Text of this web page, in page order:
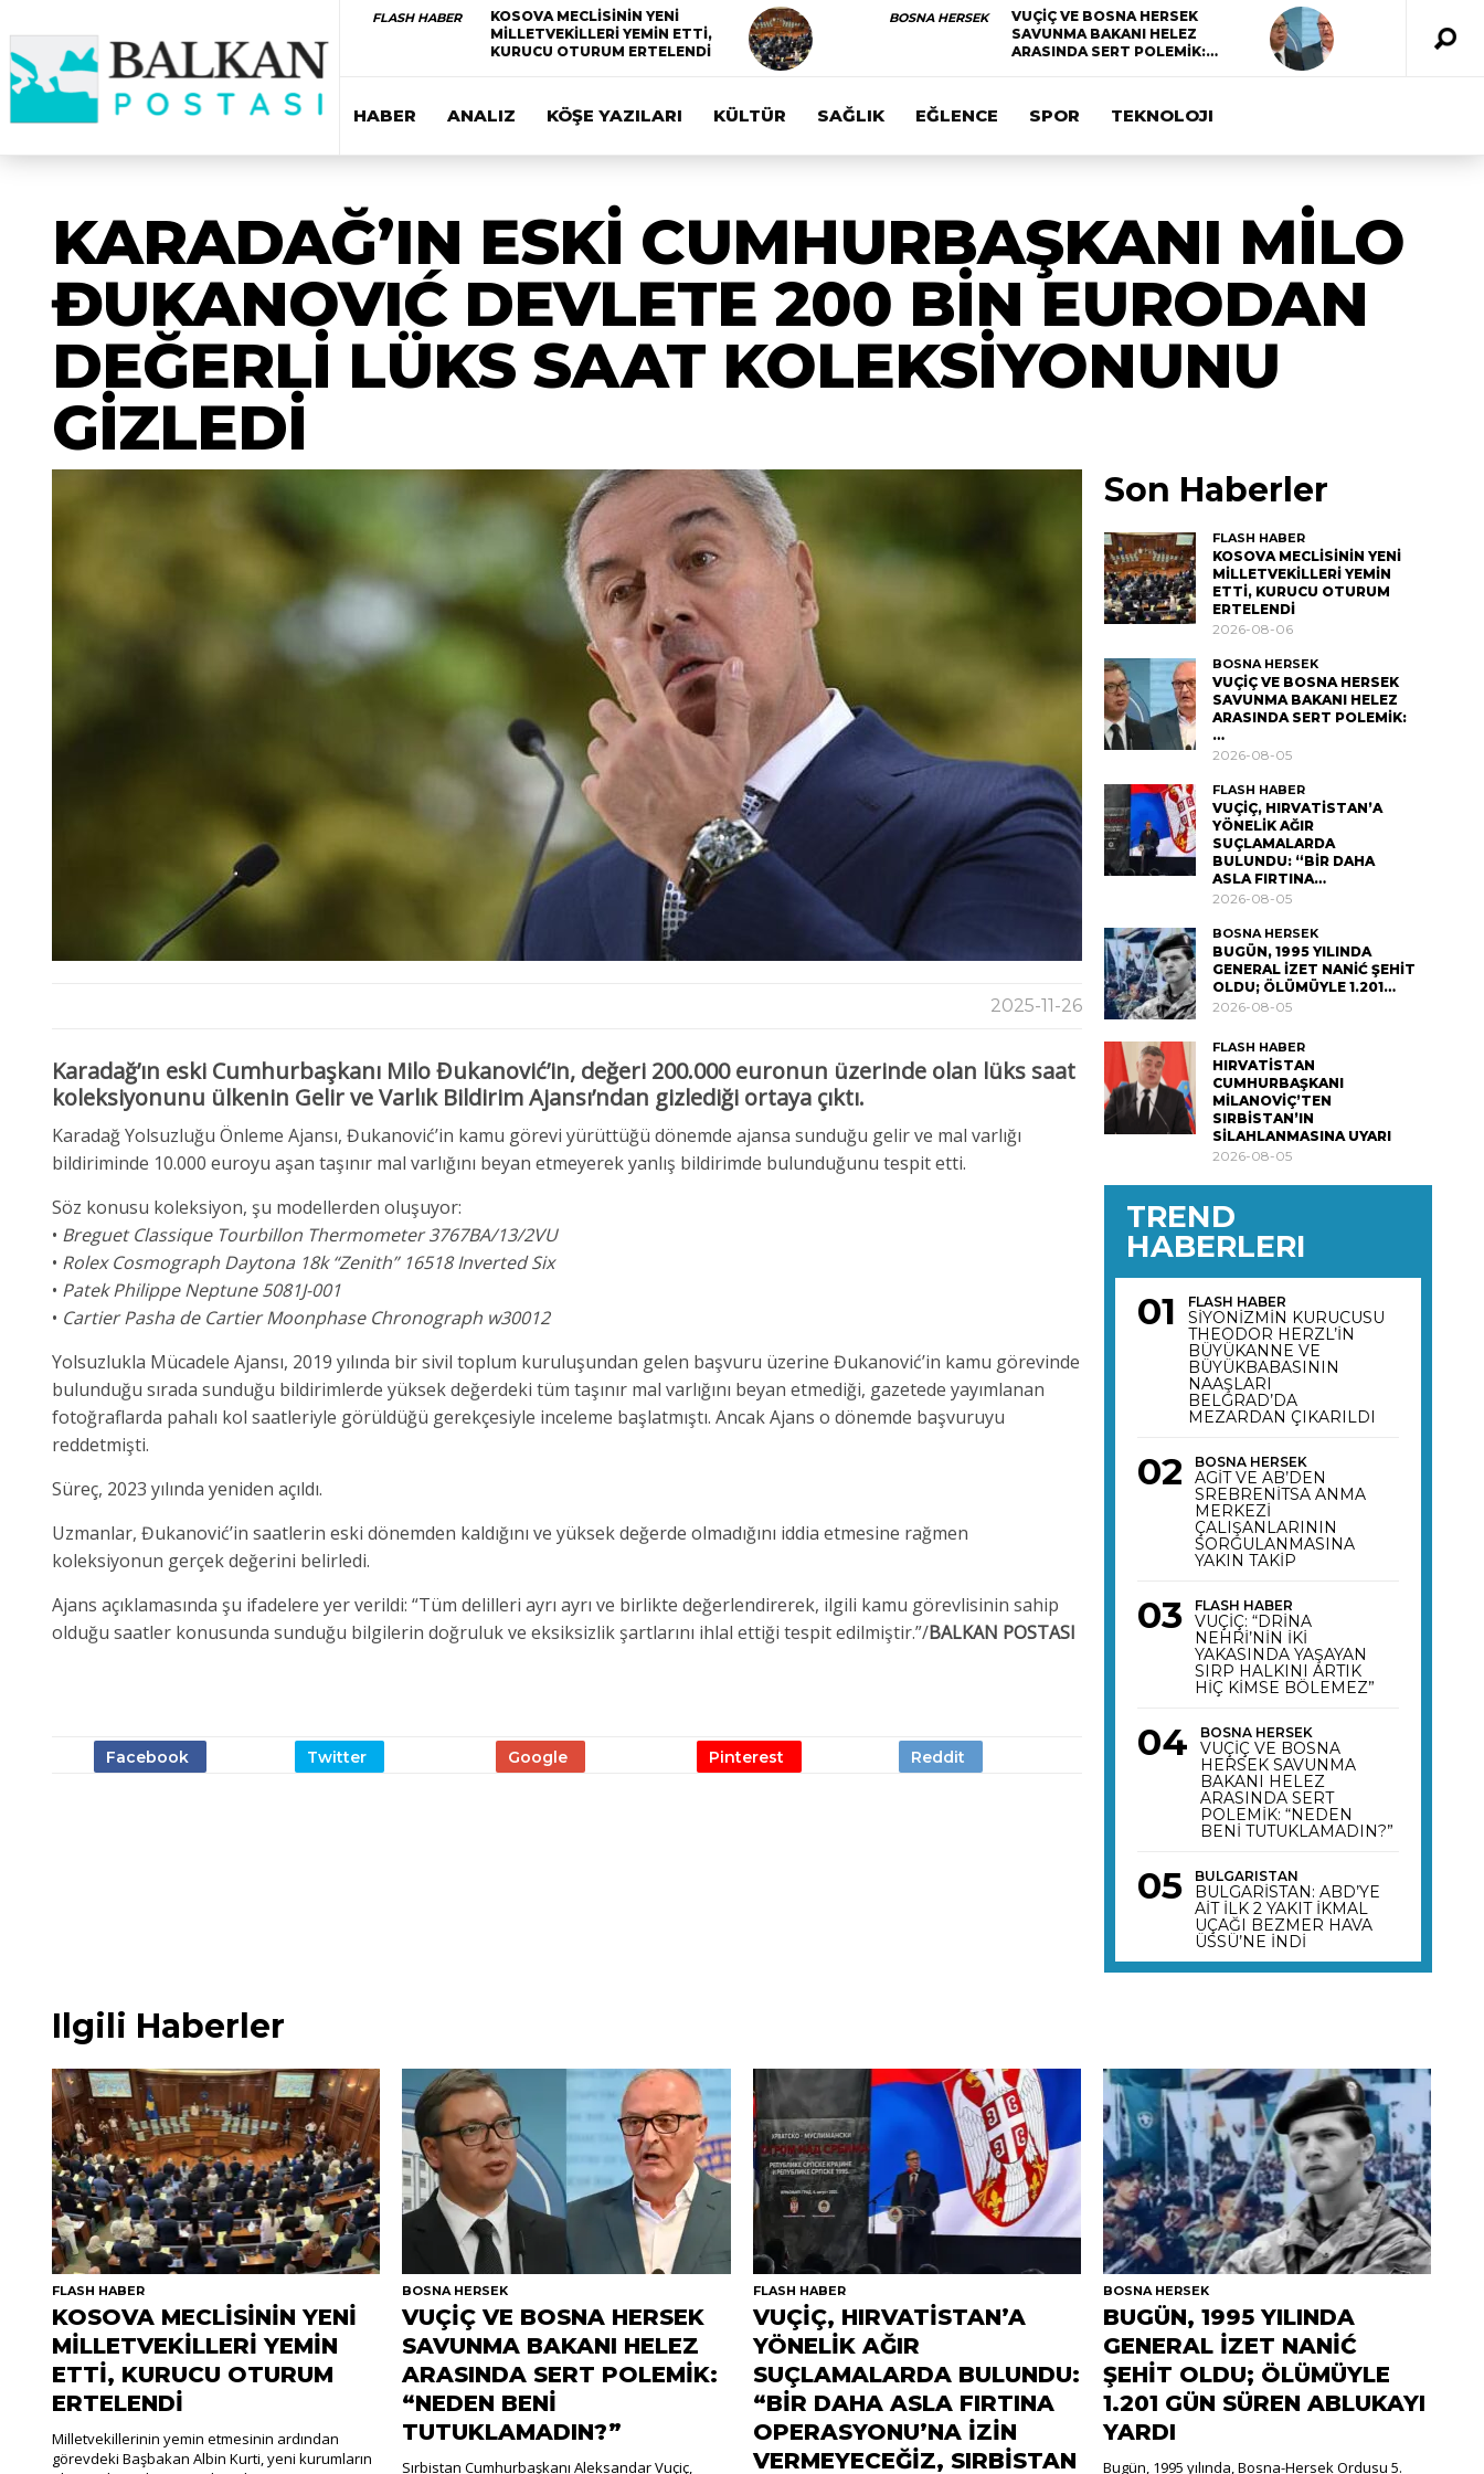
FLASH HABER
KOSOVA MECLİSİNİN YENİ
MİLLETVEKİLLERİ YEMİN ETTİ,
KURUCU OTURUM ERTELENDİ
BOSNA HERSEK
VUÇİÇ VE BOSNA HERSEK
SAVUNMA BAKANI HELEZ
ARASINDA SERT POLEMİK:…
HABER ANALIZ KÖŞE YAZILARI KÜLTÜR SAĞLIK EĞLENCE SPOR TEKNOLOJI
KARADAĞ’IN ESKİ CUMHURBAŞKANI MİLO
ĐUKANOVIĆ DEVLETE 200 BİN EURODAN
DEĞERLİ LÜKS SAAT KOLEKSİYONUNU
GİZLEDİ
2025-11-26
Karadağ’ın eski Cumhurbaşkanı Milo Đukanović’in, değeri 200.000 euronun üzerinde olan lüks saat
koleksiyonunu ülkenin Gelir ve Varlık Bildirim Ajansı’ndan gizlediği ortaya çıktı.
Karadağ Yolsuzluğu Önleme Ajansı, Đukanović’in kamu görevi yürüttüğü dönemde ajansa sunduğu gelir ve mal varlığı
bildiriminde 10.000 euroyu aşan taşınır mal varlığını beyan etmeyerek yanlış bildirimde bulunduğunu tespit etti.
Söz konusu koleksiyon, şu modellerden oluşuyor:
• Breguet Classique Tourbillon Thermometer 3767BA/13/2VU
• Rolex Cosmograph Daytona 18k “Zenith” 16518 Inverted Six
• Patek Philippe Neptune 5081J-001
• Cartier Pasha de Cartier Moonphase Chronograph w30012
Yolsuzlukla Mücadele Ajansı, 2019 yılında bir sivil toplum kuruluşundan gelen başvuru üzerine Đukanović’in kamu görevinde
bulunduğu sırada sunduğu bildirimlerde yüksek değerdeki tüm taşınır mal varlığını beyan etmediği, gazetede yayımlanan
fotoğraflarda pahalı kol saatleriyle görüldüğü gerekçesiyle inceleme başlatmıştı. Ancak Ajans o dönemde başvuruyu
reddetmişti.
Süreç, 2023 yılında yeniden açıldı.
Uzmanlar, Đukanović’in saatlerin eski dönemden kaldığını ve yüksek değerde olmadığını iddia etmesine rağmen
koleksiyonun gerçek değerini belirledi.
Ajans açıklamasında şu ifadelere yer verildi: “Tüm delilleri ayrı ayrı ve birlikte değerlendirerek, ilgili kamu görevlisinin sahip
olduğu saatler konusunda sunduğu bilgilerin doğruluk ve eksiksizlik şartlarını ihlal ettiği tespit edilmiştir.”/BALKAN POSTASI
Son Haberler
FLASH HABER
KOSOVA MECLİSİNİN YENİ
MİLLETVEKİLLERİ YEMİN
ETTİ, KURUCU OTURUM
ERTELENDİ
2026-08-06
BOSNA HERSEK
VUÇİÇ VE BOSNA HERSEK
SAVUNMA BAKANI HELEZ
ARASINDA SERT POLEMİK:
…
2026-08-05
FLASH HABER
VUÇİÇ, HIRVATİSTAN’A
YÖNELİK AĞIR
SUÇLAMALARDA
BULUNDU: “BİR DAHA
ASLA FIRTINA…
2026-08-05
BOSNA HERSEK
BUGÜN, 1995 YILINDA
GENERAL İZET NANİĆ ŞEHİT
OLDU; ÖLÜMÜYLE 1.201…
2026-08-05
FLASH HABER
HIRVATİSTAN
CUMHURBAŞKANI
MİLANOVİÇ’TEN
SIRBİSTAN’IN
SİLAHLANMASINA UYARI
2026-08-05
TREND
HABERLERI
FLASH HABER
SİYONİZMİN KURUCUSU
THEODOR HERZL’İN
BÜYÜKANNE VE
BÜYÜKBABASININ
NAAŞLARI
BELGRAD’DA
MEZARDAN ÇIKARILDI
BOSNA HERSEK
AGİT VE AB’DEN
SREBRENİTSA ANMA
MERKEZİ
ÇALIŞANLARININ
SORGULANMASINA
YAKIN TAKİP
FLASH HABER
VUÇİÇ: “DRİNA
NEHRİ’NİN İKİ
YAKASINDA YAŞAYAN
SIRP HALKINI ARTIK
HİÇ KİMSE BÖLEMEZ”
BOSNA HERSEK
VUÇİÇ VE BOSNA
HERSEK SAVUNMA
BAKANI HELEZ
ARASINDA SERT
POLEMİK: “NEDEN
BENİ TUTUKLAMADIN?”
BULGARISTAN
BULGARİSTAN: ABD’YE
AİT İLK 2 YAKIT İKMAL
UÇAĞI BEZMER HAVA
ÜSSÜ’NE İNDİ
Ilgili Haberler
FLASH HABER
KOSOVA MECLİSİNİN YENİ
MİLLETVEKİLLERİ YEMİN
ETTİ, KURUCU OTURUM
ERTELENDİ
Milletvekillerinin yemin etmesinin ardından
görevdeki Başbakan Albin Kurti, yeni kurumların
BOSNA HERSEK
VUÇİÇ VE BOSNA HERSEK
SAVUNMA BAKANI HELEZ
ARASINDA SERT POLEMİK:
“NEDEN BENİ
TUTUKLAMADIN?”
Sırbistan Cumhurbaşkanı Aleksandar Vuçiç,
FLASH HABER
VUÇİÇ, HIRVATİSTAN’A
YÖNELİK AĞIR
SUÇLAMALARDA BULUNDU:
“BİR DAHA ASLA FIRTINA
OPERASYONU’NA İZİN
VERMEYECEĞİZ, SIRBİSTAN
BOSNA HERSEK
BUGÜN, 1995 YILINDA
GENERAL İZET NANİĆ
ŞEHİT OLDU; ÖLÜMÜYLE
1.201 GÜN SÜREN ABLUKAYI
YARDI
Bugün, 1995 yılında, Bosna-Hersek Ordusu 5.